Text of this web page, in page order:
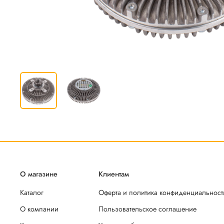
О магазине
Каталог
О компании
Клиентам
Оферта и политика
Пользовательское соглашение